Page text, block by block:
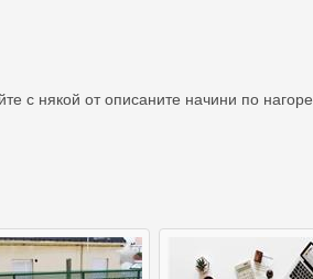
с някой от описаните начини по нагоре.